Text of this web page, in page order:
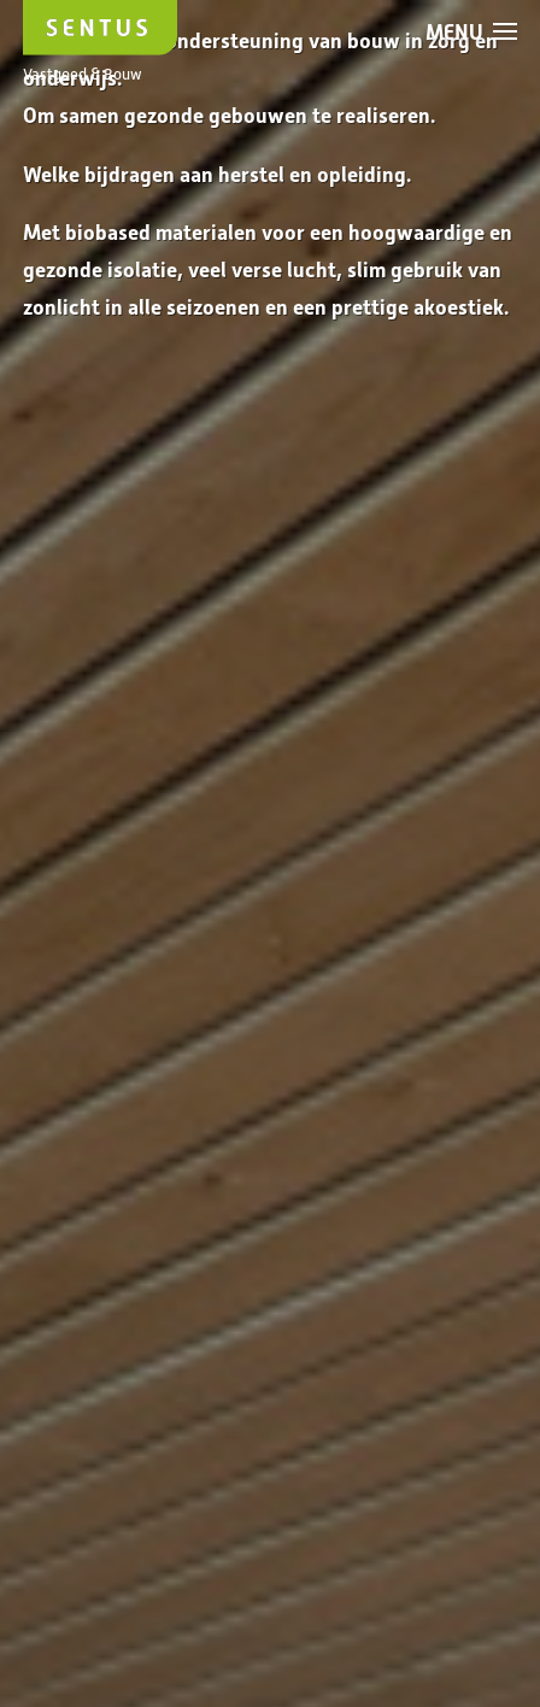
Vastgoed & Bouw
MENU
Voor advies en ondersteuning van bouw in zorg en
onderwijs.
Om samen gezonde gebouwen te realiseren.
Welke bijdragen aan herstel en opleiding.
Met biobased materialen voor een hoogwaardige en
gezonde isolatie, veel verse lucht, slim gebruik van
zonlicht in alle seizoenen en een prettige akoestiek.